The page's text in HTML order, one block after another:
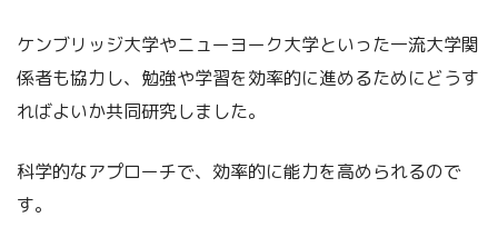
ケンブリッジ大学やニューヨーク大学といった一流大学関
係者も協力し、勉強や学習を効率的に進めるためにどうす
ればよいか共同研究しました。
科学的なアプローチで、効率的に能力を高められるので
す。